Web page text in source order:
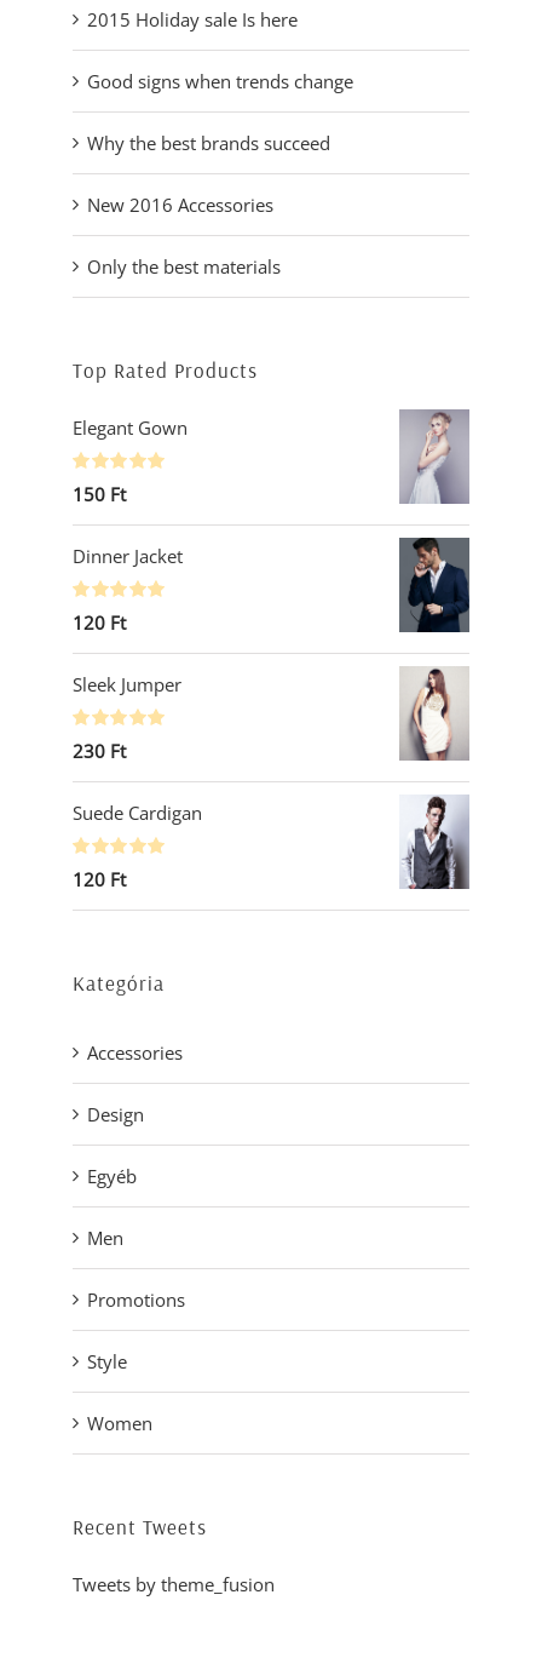
2015 Holiday sale Is here
Good signs when trends change
Why the best brands succeed
New 2016 Accessories
Only the best materials
Top Rated Products
Elegant Gown
Értékelés:
5.00 / 5
150 Ft
Dinner Jacket
Értékelés:
5.00 / 5
120 Ft
Sleek Jumper
Értékelés:
5.00 / 5
230 Ft
Suede Cardigan
Értékelés:
5.00 / 5
120 Ft
Kategória
Accessories
Design
Egyéb
Men
Promotions
Style
Women
Recent Tweets
Tweets by theme_fusion